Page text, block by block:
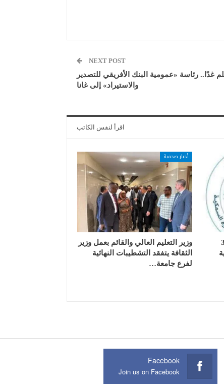
NEXT POST
غدًا.. رئاسة «عمومية البنك الأفريقي للتصدير
والاستيراد» إلى غانا
اقرأ لنفس الكاتب
تسليم 17 تانك حفظ أسماك و3
أخبار صحفية
وزير التعليم العالي والقائم بعمل وزير
الثقافة يتفقد التشطيبات النهائية
لفرع جامعة…
Facebook
Join us on Facebook